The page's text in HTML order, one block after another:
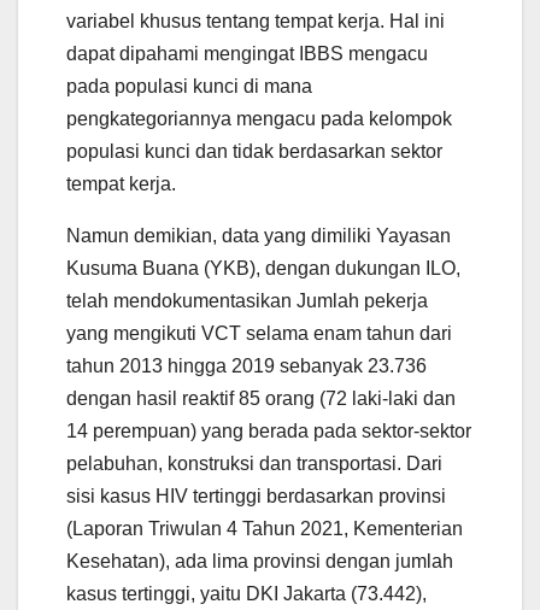
variabel khusus tentang tempat kerja. Hal ini
dapat dipahami mengingat IBBS mengacu
pada populasi kunci di mana
pengkategoriannya mengacu pada kelompok
populasi kunci dan tidak berdasarkan sektor
tempat kerja.
Namun demikian, data yang dimiliki Yayasan
Kusuma Buana (YKB), dengan dukungan ILO,
telah mendokumentasikan Jumlah pekerja
yang mengikuti VCT selama enam tahun dari
tahun 2013 hingga 2019 sebanyak 23.736
dengan hasil reaktif 85 orang (72 laki-laki dan
14 perempuan) yang berada pada sektor-sektor
pelabuhan, konstruksi dan transportasi. Dari
sisi kasus HIV tertinggi berdasarkan provinsi
(Laporan Triwulan 4 Tahun 2021, Kementerian
Kesehatan), ada lima provinsi dengan jumlah
kasus tertinggi, yaitu DKI Jakarta (73.442),